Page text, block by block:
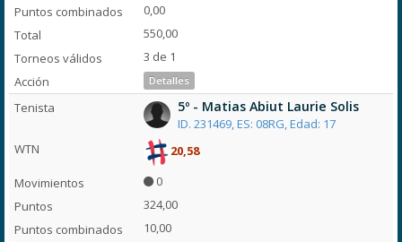
0,00
550,00
3 de 1
Detalles
5º - Matias Abiut Laurie Solis
ID. 231469, ES: 08RG, Edad: 17
20,58
0
324,00
10,00